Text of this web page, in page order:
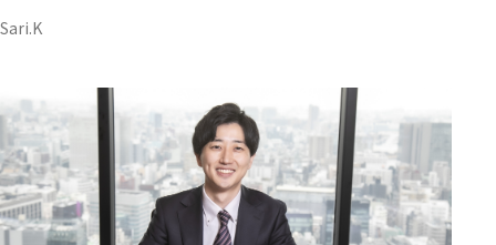
Sari.K